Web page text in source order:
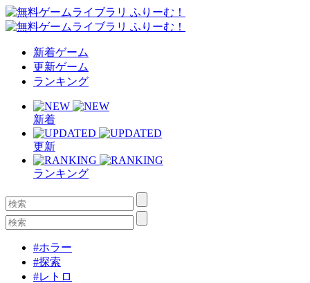
新着ゲーム
更新ゲーム
ランキング
新着
更新
ランキング
#ホラー
#探索
#レトロ